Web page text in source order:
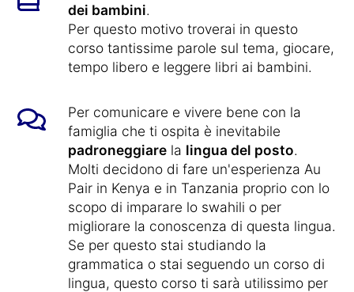
dei bambini.
Per questo motivo troverai in questo
corso tantissime parole sul tema, giocare,
tempo libero e leggere libri ai bambini.
Per comunicare e vivere bene con la
famiglia che ti ospita è inevitabile
padroneggiare la lingua del posto.
Molti decidono di fare un'esperienza Au
Pair in Kenya e in Tanzania proprio con lo
scopo di imparare lo swahili o per
migliorare la conoscenza di questa lingua.
Se per questo stai studiando la
grammatica o stai seguendo un corso di
lingua, questo corso ti sarà utilissimo per